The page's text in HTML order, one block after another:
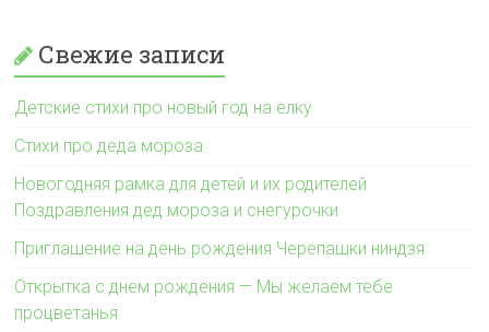
Свежие записи
Детские стихи про новый год на елку
Стихи про деда мороза
Новогодняя рамка для детей и их родителей
Поздравления дед мороза и снегурочки
Приглашение на день рождения Черепашки ниндзя
Открытка с днем рождения — Мы желаем тебе
процветанья